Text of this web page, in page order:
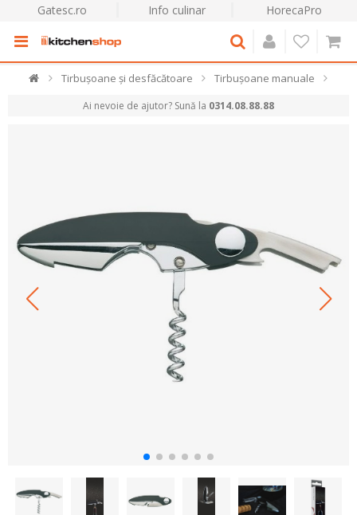
Gatesc.ro Info culinar HorecaPro
Tirbușoane și desfăcătoare Tirbușoane manuale
Ai nevoie de ajutor? Sună la 0314.08.88.88